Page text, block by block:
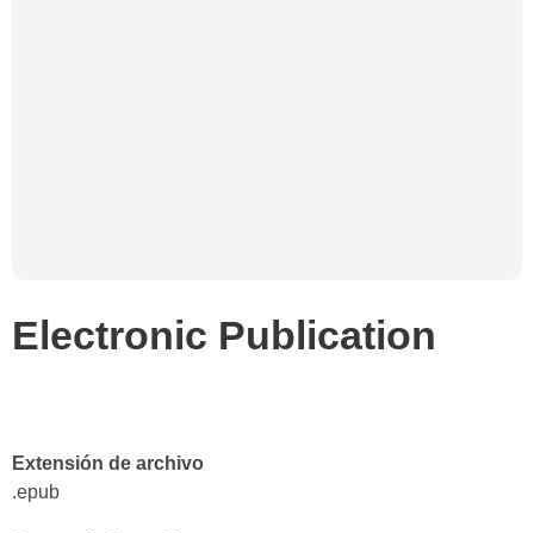
Electronic Publication
Extensión de archivo
.epub